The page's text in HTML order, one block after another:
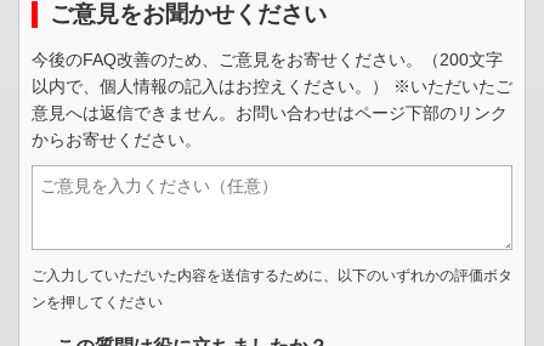
ご意見をお聞かせください
今後のFAQ改善のため、ご意見をお寄せください。（200文字
以内で、個人情報の記入はお控えください。） ※いただいたご
意見へは返信できません。お問い合わせはページ下部のリンク
からお寄せください。
ご入力していただいた内容を送信するために、以下のいずれかの評価ボタ
ンを押してください